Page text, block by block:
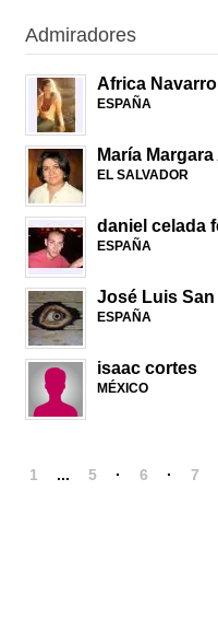
Admiradores
Africa
ESPAÑA
María
EL SALVADOR
daniel celada
ESPAÑA
José Luis
ESPAÑA
isaac cortes
MÉXICO
1 ... 5 · 6 · 7